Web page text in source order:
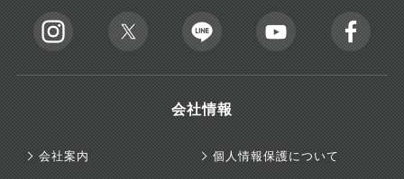
会社情報
会社案内 個人情報保護について